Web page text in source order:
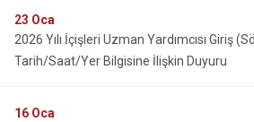
23 Oca
2026 Yılı İçişleri Uzman Yardımcısı Giriş
Tarih/Saat/Yer Bilgisine İlişkin Duyuru
16 Oca